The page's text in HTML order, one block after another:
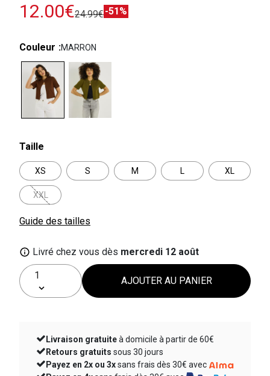
12.00€24.99€-51%
Couleur MARRON
Taille
XS S M L XL
XXL
Guide des tailles
Livré chez vous dès mercredi 12 août
AJOUTER AU PANIER
Livraison gratuite
à domicile à partir de 60€
Retours gratuits
sous 30 jours
Payez en 2x ou 3x
sans frais dès 30€ avec